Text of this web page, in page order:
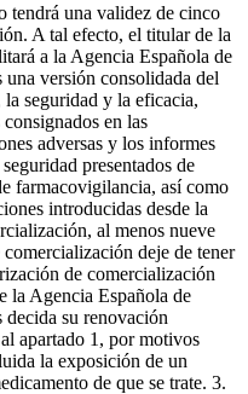
tendrá una validez de cinco
A tal efecto, el titular de la
a la Agencia Española de
versión consolidada del
seguridad y la eficacia,
en las
adversas y los informes
presentados de
farmacovigilancia, así como
introducidas desde la
al menos nueve
deje de tener
de comercialización
la Agencia Española de
su renovación
apartado 1, por motivos
la exposición de un
de que se trate. 3.